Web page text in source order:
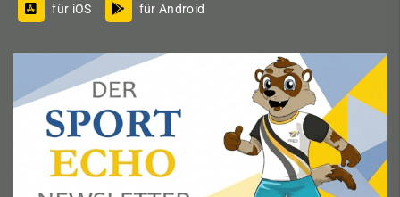
für iOS für Android